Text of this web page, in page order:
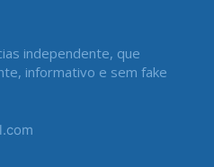
independente, que
informativo e sem fake